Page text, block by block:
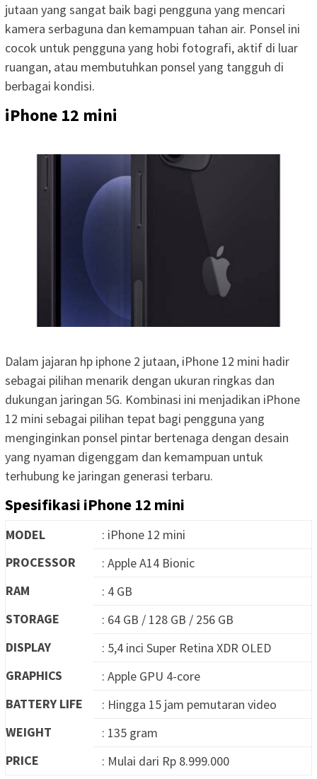
jutaan yang sangat baik bagi pengguna yang mencari
kamera serbaguna dan kemampuan tahan air. Ponsel ini
cocok untuk pengguna yang hobi fotografi, aktif di luar
ruangan, atau membutuhkan ponsel yang tangguh di
berbagai kondisi.
iPhone 12 mini
Dalam jajaran hp iphone 2 jutaan, iPhone 12 mini hadir
sebagai pilihan menarik dengan ukuran ringkas dan
dukungan jaringan 5G. Kombinasi ini menjadikan iPhone
12 mini sebagai pilihan tepat bagi pengguna yang
menginginkan ponsel pintar bertenaga dengan desain
yang nyaman digenggam dan kemampuan untuk
terhubung ke jaringan generasi terbaru.
Spesifikasi iPhone 12 mini
MODEL
: iPhone 12 mini
PROCESSOR
: Apple A14 Bionic
RAM
: 4 GB
STORAGE
: 64 GB / 128 GB / 256 GB
DISPLAY
: 5,4 inci Super Retina XDR OLED
GRAPHICS
: Apple GPU 4-core
BATTERY LIFE
: Hingga 15 jam pemutaran video
WEIGHT
: 135 gram
PRICE
: Mulai dari Rp 8.999.000